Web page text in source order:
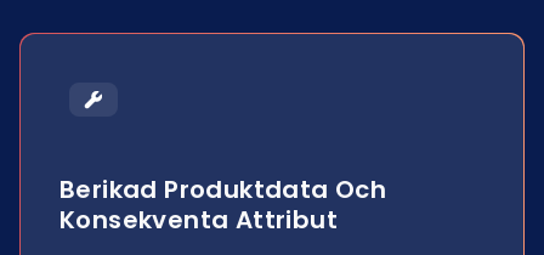
Berikad Produktdata Och
Konsekventa Attribut